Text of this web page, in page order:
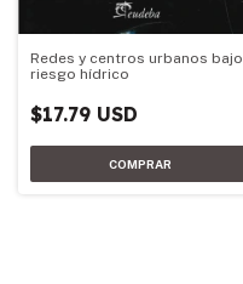
Redes y centros urbanos bajo
riesgo hídrico
$17.79 USD